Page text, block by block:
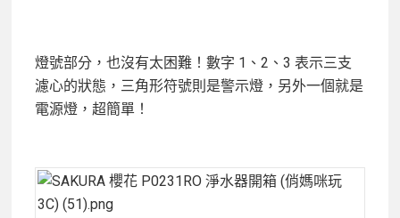
燈號部分，也沒有太困難！數字 1、2、3 表示三支
濾心的狀態，三角形符號則是警示燈，另外一個就是
電源燈，超簡單！